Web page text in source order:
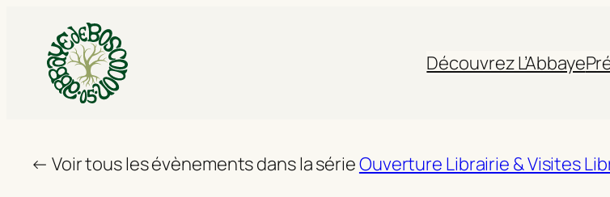
Découvrez L’Abbaye
← Voir tous les évènements dans la sérieOuverture Librairie & Visites